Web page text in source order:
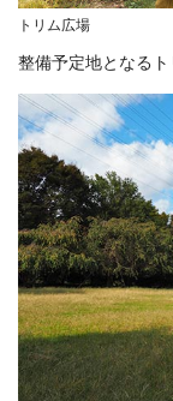
トリム広場
整備予定地となるト